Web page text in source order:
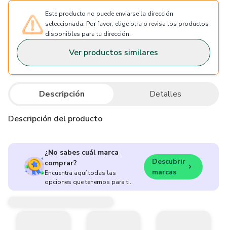
Este producto no puede enviarse la dirección
seleccionada. Por favor, elige otra o revisa los productos
disponibles para tu dirección.
Ver productos similares
Descripción Detalles
Descripción del producto
¿No sabes cuál marca
comprar?
Encuentra aquí todas las
opciones que tenemos para ti.
Descubrir
marcas